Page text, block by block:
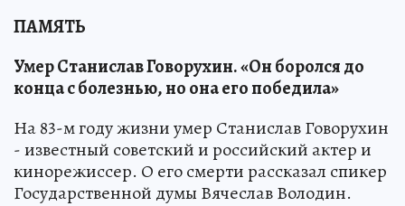
ПАМЯТЬ
Умер Станислав Говорухин. «Он боролся до
конца с болезнью, но она его победила»
На 83-м году жизни умер Станислав Говорухин
- известный советский и российский актер и
кинорежиссер. О его смерти рассказал спикер
Государственной думы Вячеслав Володин.